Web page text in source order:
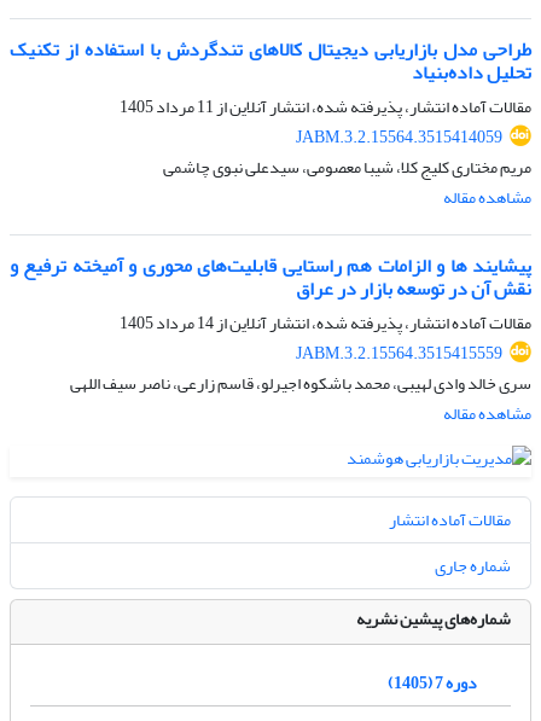
طراحی مدل بازاریابی دیجیتال کالاهای تندگردش با استفاده از تکنیک
تحلیل داده‌بنیاد
مقالات آماده انتشار، پذیرفته شده، انتشار آنلاین از11 مرداد 1405
JABM.3.2.15564.3515414059
مریم مختاری کلیج کلا، شیبا معصومی، سیدعلی نبوی چاشمی
مشاهده مقاله
پیشایند ها و الزامات هم‌ راستایی قابلیت‌های محوری و آمیخته ترفیع و
نقش آن در توسعه بازار در عراق
مقالات آماده انتشار، پذیرفته شده، انتشار آنلاین از14 مرداد 1405
JABM.3.2.15564.3515415559
سری خالد وادی لهیبی، محمد باشکوه اجیرلو، قاسم زارعی، ناصر سیف اللهی
مشاهده مقاله
مقالات آماده انتشار
شماره جاری
شماره‌های پیشین نشریه
دوره 7 (1405)